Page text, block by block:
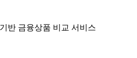
반 금융상품 비교 서비스